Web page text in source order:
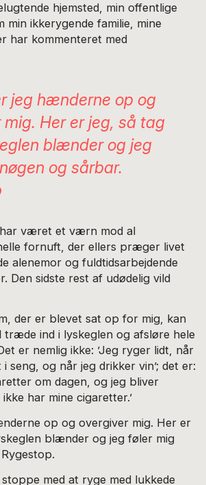
hjemsted, min offentlige
min ikkerygende familie, mine
har kommenteret med
jeg hænderne op og
Her er jeg, så tag
blænder og jeg
og sårbar.
været et værn mod al
fornuft, der ellers præger livet
alenemor og fuldtidsarbejdende
Den sidste rest af udødelig vild
der er blevet sat op for mig, kan
træde ind i lyskeglen og afsløre hele
er nemlig ikke: ’Jeg ryger lidt, når
seng, og når jeg drikker vin’; det er:
om dagen, og jeg bliver
har mine cigaretter.’
op og overgiver mig. Her er
blænder og jeg føler mig
med at ryge med lukkede